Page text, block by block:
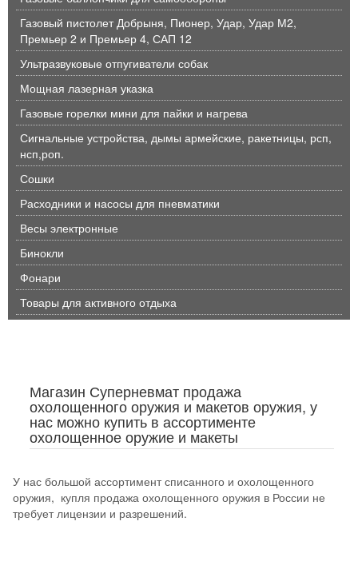
Газовый пистолет Добрыня, Пионер, Удар, Удар М2,
Премьер 2 и Премьер 4, САП 12
Ультразвуковые отпугиватели собак
Мощная лазерная указка
Газовые горелки мини для пайки и нагрева
Сигнальные устройства, дымы армейские, ракетницы, рсп,
нсп,роп.
Сошки
Расходники и насосы для пневматики
Весы электронные
Бинокли
Фонари
Товары для активного отдыха
Магазин Суперневмат продажа
охолощенного оружия и макетов оружия, у
нас можно купить в ассортименте
охолощенное оружие и макеты
У нас большой ассортимент списанного и охолощенного
оружия, купля продажа охолощенного оружия в России не
требует лицензии и разрешений.